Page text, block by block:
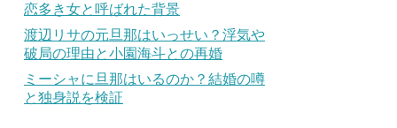
恋多き女と呼ばれた背景
渡辺リサの元旦那はいっせい？浮気や
破局の理由と小園海斗との再婚
ミーシャに旦那はいるのか？結婚の噂
と独身説を検証